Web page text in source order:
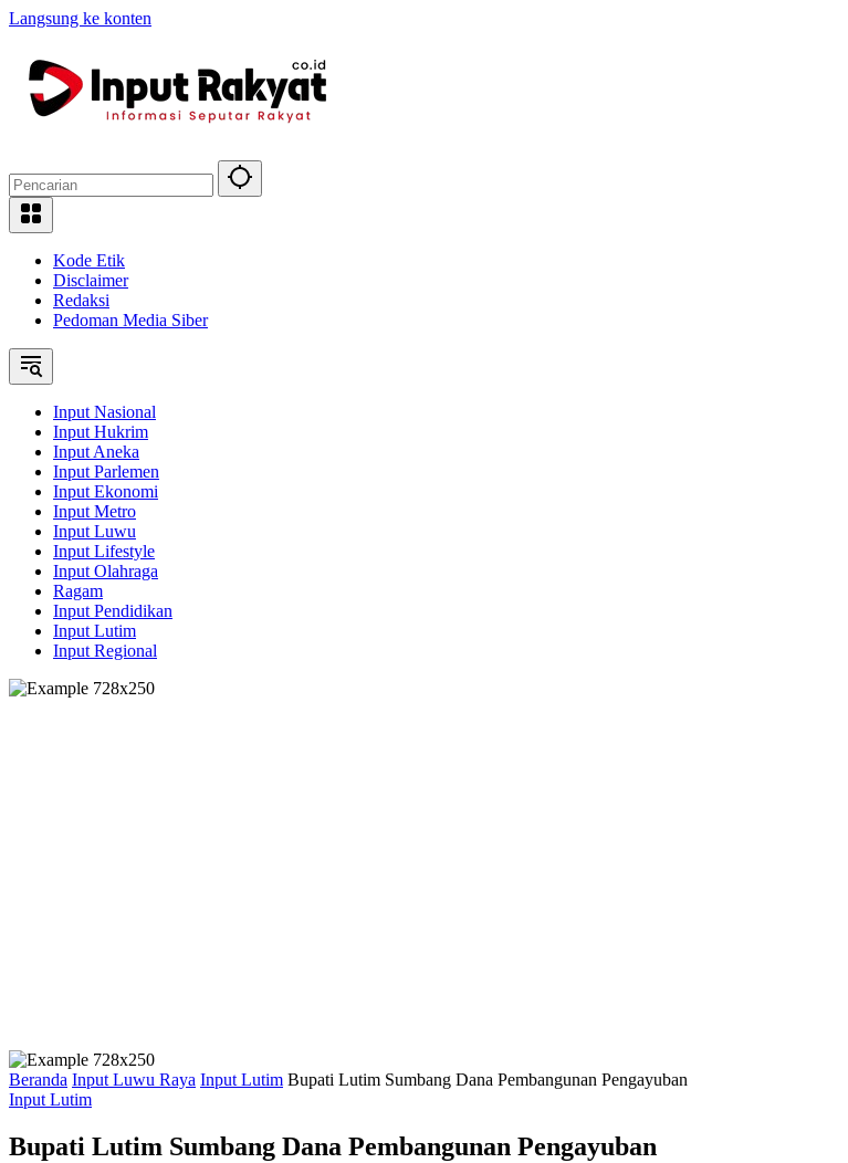
Langsung ke konten
Kode Etik
Disclaimer
Redaksi
Pedoman Media Siber
Input Nasional
Input Hukrim
Input Aneka
Input Parlemen
Input Ekonomi
Input Metro
Input Luwu
Input Lifestyle
Input Olahraga
Ragam
Input Pendidikan
Input Lutim
Input Regional
Beranda Input Luwu Raya Input Lutim Bupati Lutim Sumbang Dana Pembangunan Pengayuban
Input Lutim
Bupati Lutim Sumbang Dana Pembangunan Pengayuban